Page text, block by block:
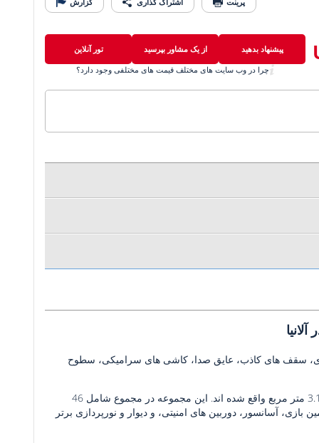
پیشنهاد بدهید از یک مشاور بپرسید
تور آنلاین
چرا در وب سایت های مختلف قیمت های مختلفی وجود دارد؟
سقف های کاذب، عایق صدا، کاشی های سرامیکی، سطوح
این آپارتمان ها در یک مجتمع 2 بلوکی ساخته شده در زمینی به مساحت 3.120 متر مربع واقع شده اند. این مجموعه در مجموع شامل 46
بازی، آسانسور، دوربین های امنیتی، و دیوار و نورپردازی برتر